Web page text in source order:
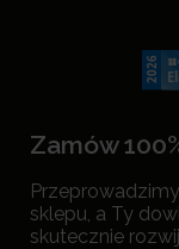
Zamów
sklepu, a Ty
skutecznie